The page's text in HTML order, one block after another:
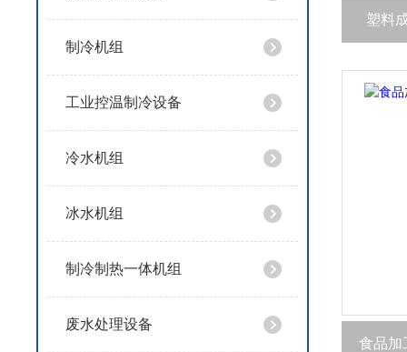
制冷机组
工业控温制冷设备
冷水机组
冰水机组
制冷制热一体机组
废水处理设备
塑料
食品加